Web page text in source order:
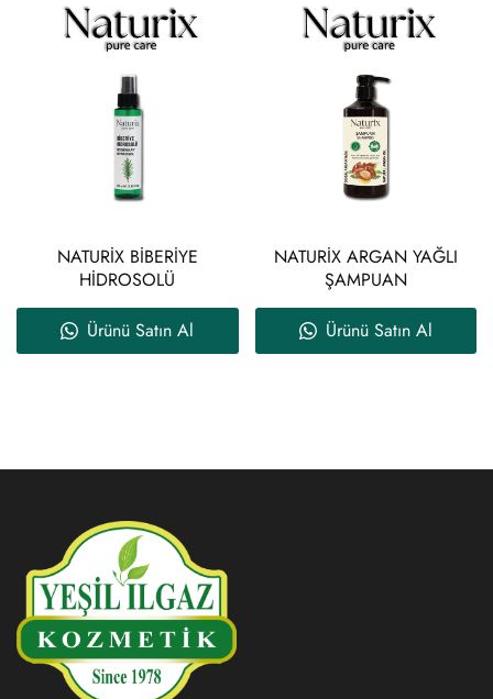
NATURİX BİBERİYE
HİDROSOLÜ
Ürünü Satın Al
NATURİX ARGAN YAĞLI
ŞAMPUAN
Ürünü Satın Al